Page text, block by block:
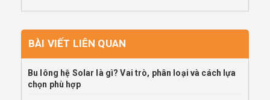
BÀI VIẾT LIÊN QUAN
Bu lông hệ Solar là gì? Vai trò, phân loại và cách lựa
chọn phù hợp